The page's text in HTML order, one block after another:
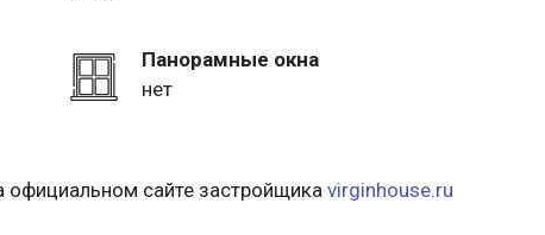
Панорамные окна
нет
официальном сайте застройщика virginhouse.ru